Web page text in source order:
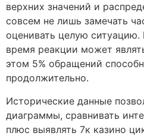
верхних значений и
совсем не лишь замечать
оценивать целую ситуацию.
время реакции может
этом 5% обращений
продолжительно.
Исторические данные
диаграммы, сравнивать
плюс выявлять 7к казино